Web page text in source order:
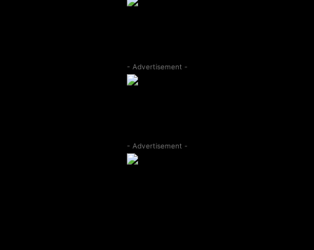
- Advertisement -
- Advertisement -